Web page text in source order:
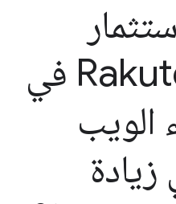
شركة Rakuten 24 في
الويب